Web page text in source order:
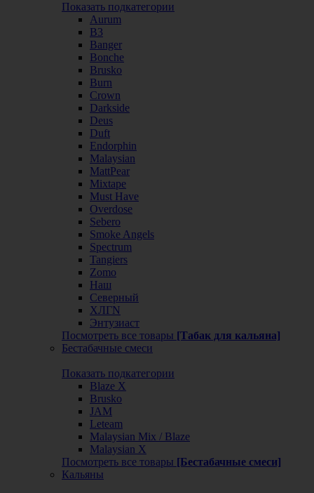
Показать подкатегории
Aurum
B3
Banger
Bonche
Brusko
Burn
Crown
Darkside
Deus
Duft
Endorphin
Malaysian
MattPear
Mixtape
Must Have
Overdose
Sebero
Smoke Angels
Spectrum
Tangiers
Zomo
Наш
Северный
ХЛГN
Энтузиаст
Посмотреть все товары [Табак для кальяна]
Бестабачные смеси
Показать подкатегории
Blaze X
Brusko
JAM
Leteam
Malaysian Mix / Blaze
Malaysian X
Посмотреть все товары [Бестабачные смеси]
Кальяны